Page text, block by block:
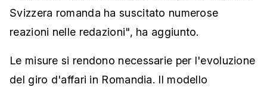
Svizzera romanda ha suscitato numerose
reazioni nelle redazioni", ha aggiunto.
Le misure si rendono necessarie per l'evoluzione
del giro d'affari in Romandia. Il modello